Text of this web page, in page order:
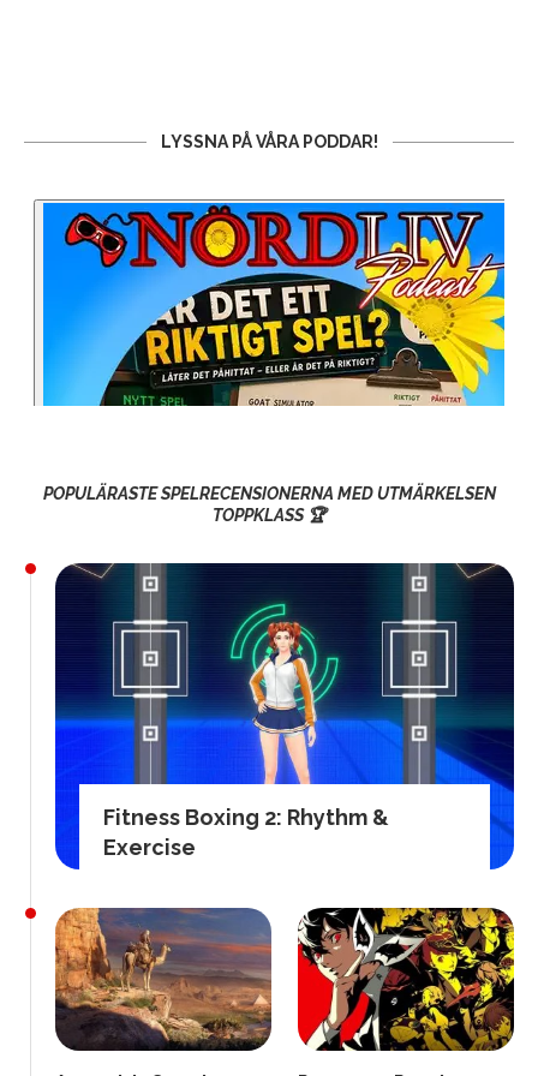
LYSSNA PÅ VÅRA PODDAR!
POPULÄRASTE SPELRECENSIONERNA MED UTMÄRKELSEN
TOPPKLASS 🏆
Fitness Boxing 2: Rhythm &
Exercise